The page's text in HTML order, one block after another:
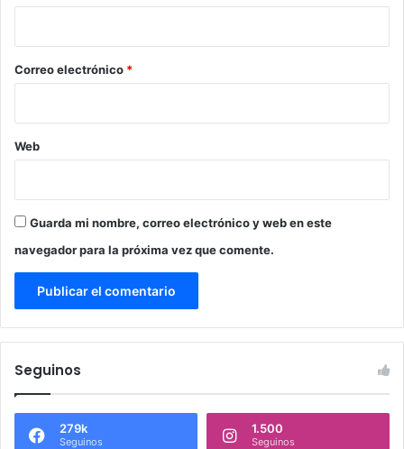
*
Correo electrónico *
Web
Guarda mi nombre, correo electrónico y web en este
navegador para la próxima vez que comente.
Seguinos
279k
Seguinos
1.500
Seguinos